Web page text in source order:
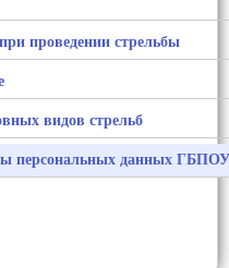
проведении стрельбы
видов стрельб
персональных данных